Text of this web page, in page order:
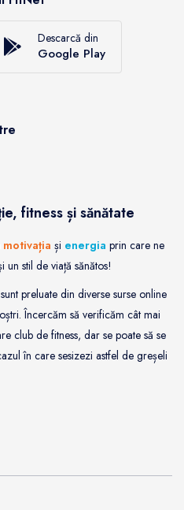
Descarcă din
Google Play
fitness și sănătate
motivația și energia prin care ne
un stil de viață sănătos!
preluate din diverse surse online
Încercăm să verificăm cât mai
club de fitness, dar se poate să se
în care sesizezi astfel de greșeli